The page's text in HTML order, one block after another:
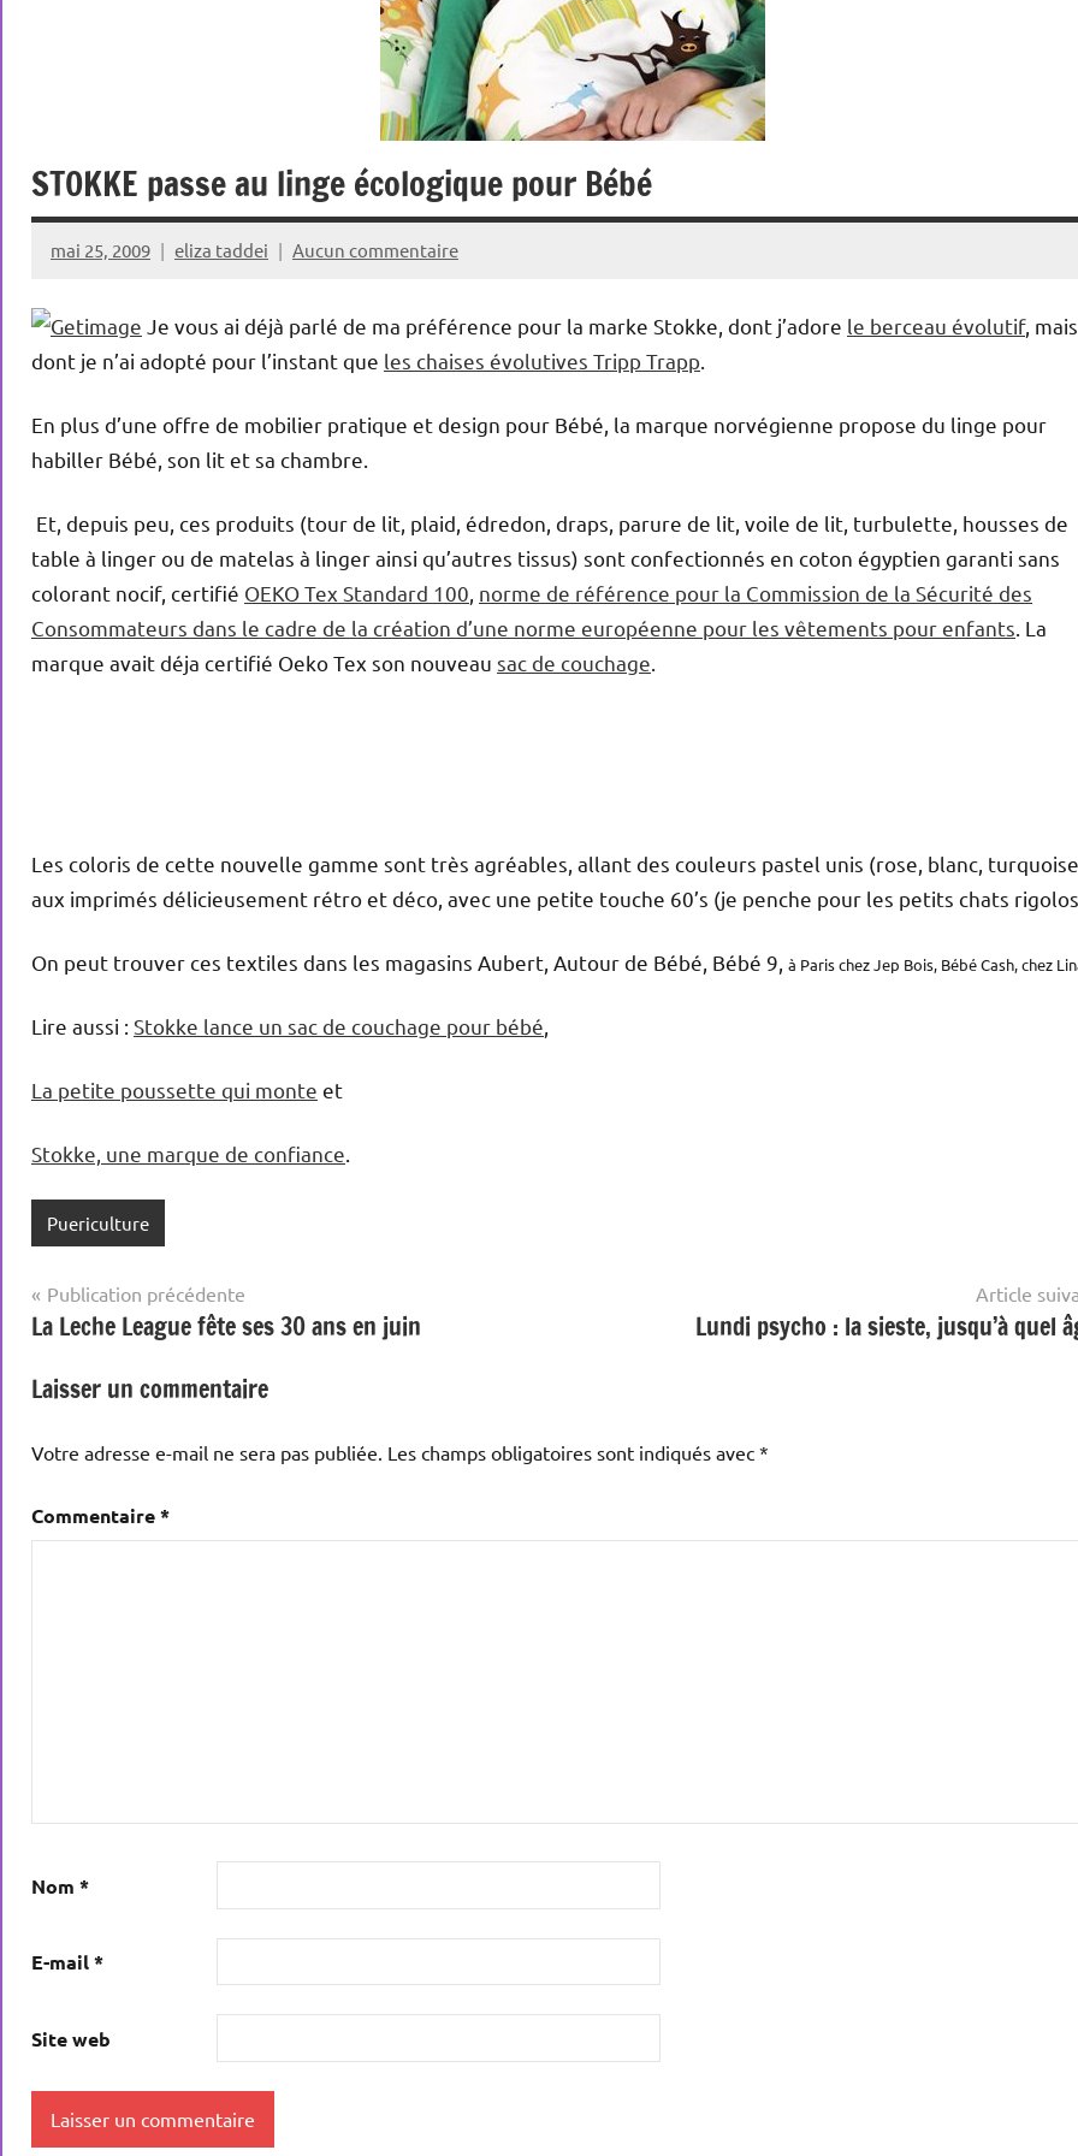
STOKKE passe au linge écologique pour Bébé
mai 25, 2009 eliza taddei Aucun commentaire
Je vous ai déjà parlé de ma préférence pour la marke Stokke, dont j’adore le berceau évolutif, mais
dont je n’ai adopté pour l’instant que les chaises évolutives Tripp Trapp
En plus d’une offre de mobilier pratique et design pour Bébé, la marque norvégienne propose du linge pour
habiller Bébé, son lit et sa chambre.
Et, depuis peu, ces produits (tour de lit, plaid, édredon, draps, parure de lit, voile de lit, turbulette, housses de
table à linger ou de matelas à linger ainsi qu’autres tissus) sont confectionnés en coton égyptien garanti sans
colorant nocif, certifié OEKO Tex Standard 100 norme de référence pour la Commission de la Sécurité des
Consommateurs dans le cadre de la création d’une norme européenne pour les vêtements pour enfants . La
marque avait déja certifié Oeko Tex son nouveau sac de couchage
Les coloris de cette nouvelle gamme sont très agréables, allant des couleurs pastel unis (rose, blanc,
aux imprimés délicieusement rétro et déco, avec une petite touche 60’s (je penche pour les petits chats
On peut trouver ces textiles dans les magasins Aubert, Autour de Bébé, Bébé 9, à Paris chez Jep Bois, Bébé Cash, chez
Lire aussi : Stokke lance un sac de couchage pour bébé
La petite poussette qui monte et
Stokke, une marque de confiance
Puericulture
Navigation
de
l’article
Publication précédente
La Leche League fête ses 30 ans en juin
Article
Lundi psycho : la sieste, jusqu’à quel
Laisser un commentaire
Votre adresse e-mail ne sera pas publiée. Les champs obligatoires sont indiqués avec *
Commentaire*
Nom *
E-mail*
Site web